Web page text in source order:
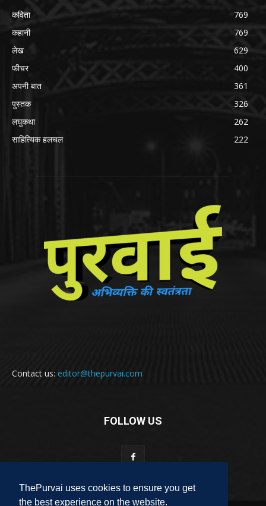
ThePurvai uses cookies to ensure you get
the best experience on the website.
कविता
769
कहानी
769
लेख
629
फीचर
400
अपनी बात
361
पुस्तक
326
लघुकथा
262
साहित्यिक हलचल
222
Contact us: editor@thepurvai.com
FOLLOW US